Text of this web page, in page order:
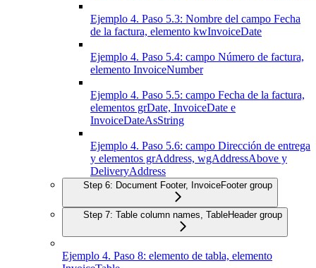
Ejemplo 4. Paso 5.3: Nombre del campo Fecha
de la factura, elemento kwInvoiceDate
Ejemplo 4. Paso 5.4: campo Número de factura,
elemento InvoiceNumber
Ejemplo 4. Paso 5.5: campo Fecha de la factura,
elementos grDate, InvoiceDate e
InvoiceDateAsString
Ejemplo 4. Paso 5.6: campo Dirección de entrega
y elementos grAddress, wgAddressAbove y
DeliveryAddress
Step 6: Document Footer, InvoiceFooter group
Step 7: Table column names, TableHeader group
Ejemplo 4. Paso 8: elemento de tabla, elemento